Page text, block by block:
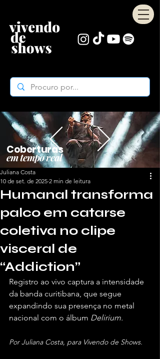
Coberturas
em tempo real
Humanal transforma
palco em catarse
coletiva no clipe
visceral de
“Addiction”
Juliana Costa
10 de set. de 2025 2 min de leitura
Registro ao vivo captura a intensidade
da banda curitibana, que segue
expandindo sua presença no metal
nacional com o álbum Delirium.
Por Juliana Costa, para Vivendo de Shows.